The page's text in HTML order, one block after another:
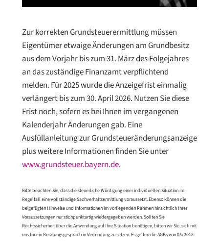
Zur korrekten Grundsteuerermittlung müssen
Eigentümer etwaige Änderungen am Grundbesitz
aus dem Vorjahr bis zum 31. März des Folgejahres
an das zuständige Finanzamt verpflichtend
melden. Für 2025 wurde die Anzeigefrist einmalig
verlängert bis zum 30. April 2026. Nutzen Sie diese
Frist noch, sofern es bei Ihnen im vergangenen
Kalenderjahr Änderungen gab. Eine
Ausfüllanleitung zur Grundsteueränderungsanzeige
plus weitere Informationen finden Sie unter
www.grundsteuer.bayern.de.
Bitte beachten Sie, dass die steuerliche Würdigung einer individuellen Situation im
Regelfall eine vollständige Sachverhaltsermittlung voraussetzt. Ebenso können die
beigefügten Hinweise und Informationen im vorliegenden Rahmen hinsichtlich Ihrer
Voraussetzungen nur stichpunktartig wiedergegeben werden. Sollten Sie
Rechtssicherheit über die Anwendung auf Ihre Situation benötigen, bitten wir Sie, sich mit
uns für ein Beratungsgespräch in Verbindung zu setzen. Es gelten die AGBs von 05/2018.